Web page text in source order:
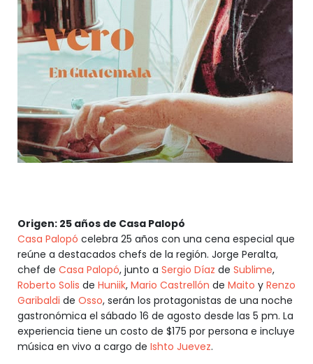
Origen: 25 años de Casa Palopó
Casa Palopó celebra 25 años con una cena especial que
reúne a destacados chefs de la región. Jorge Peralta,
chef de Casa Palopó, junto a Sergio Díaz de Sublime,
Roberto Solis de Huniik, Mario Castrellón de Maito y Renzo
Garibaldi de Osso, serán los protagonistas de una noche
gastronómica el sábado 16 de agosto desde las 5 pm. La
experiencia tiene un costo de $175 por persona e incluye
música en vivo a cargo de Ishto Juevez.